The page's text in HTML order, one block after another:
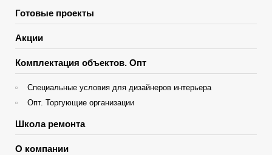
Готовые проекты
Акции
Комплектация объектов. Опт
Специальные условия для дизайнеров интерьера
Опт. Торгующие организации
Школа ремонта
О компании